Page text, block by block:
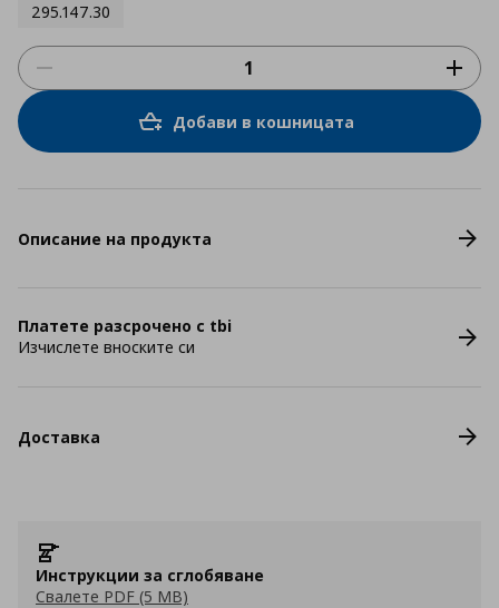
295.147.30
Добави в кошницата
Описание на продукта
Платете разсрочено с tbi
Изчислете вноските си
Доставка
Инструкции за сглобяване
Свалете PDF (5 MB)